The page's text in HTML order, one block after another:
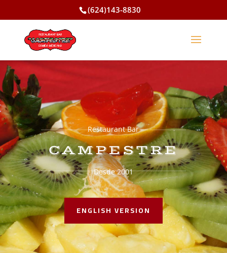
(624)143-8830
Restaurant Bar
CAMPESTRE
Desde 2001
ENGLISH VERSION